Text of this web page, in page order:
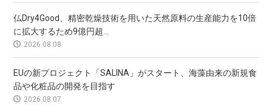
仏Dry4Good、精密乾燥技術を用いた天然原料の生産能力を10倍
に拡大するため9億円超...
2026.08.08
EUの新プロジェクト「SALINA」がスタート、海藻由来の新規食
品や化粧品の開発を目指す
2026.08.07